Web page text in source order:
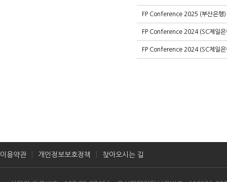
FP Conference 2025 (부산은행)
FP Conference 2024 (SC제일
FP Conference 2024 (SC제일
이용약관 개인정보보호정책 찾아오시는 길